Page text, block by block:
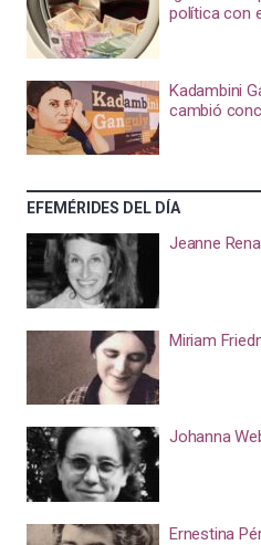
política con
Kadambini
cambió
EFEMÉRIDES DEL DÍA
Jeanne
Miriam
Johanna
Ernestina